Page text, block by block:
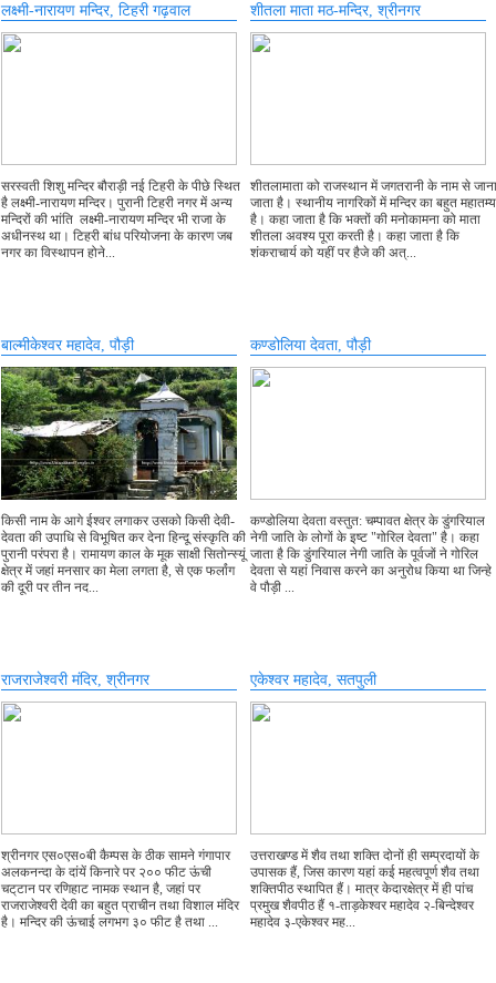
लक्ष्मी-नारायण मन्दिर, टिहरी गढ़वाल
सरस्वती शिशु मन्दिर बौराड़ी नई टिहरी के पीछे स्थित
है लक्ष्मी-नारायण मन्दिर। पुरानी टिहरी नगर में अन्य
मन्दिरों की भांति लक्ष्मी-नारायण मन्दिर भी राजा के
अधीनस्थ था। टिहरी बांध परियोजना के कारण जब
नगर का विस्थापन होने...
शीतला माता मठ-मन्दिर, श्रीनगर
शीतलामाता को राजस्थान में जगतरानी के नाम से जाना
जाता है। स्थानीय नागरिकों में मन्दिर का बहुत महातम्य
है। कहा जाता है कि भक्तों की मनोकामना को माता
शीतला अवश्य पूरा करती है। कहा जाता है कि
शंकराचार्य को यहीं पर हैजे की अत्...
बाल्मीकेश्वर महादेव, पौड़ी
किसी नाम के आगे ईश्वर लगाकर उसको किसी देवी-
देवता की उपाधि से विभूषित कर देना हिन्दू संस्कृति की
पुरानी परंपरा है। रामायण काल के मूक साक्षी सितोन्स्यूं
क्षेत्र में जहां मनसार का मेला लगता है, से एक फर्लांग
की दूरी पर तीन नद...
कण्डोलिया देवता, पौड़ी
कण्डोलिया देवता वस्तुत: चम्पावत क्षेत्र के डुंगरियाल
नेगी जाति के लोगों के इष्ट "गोरिल देवता" है। कहा
जाता है कि डुंगरियाल नेगी जाति के पूर्वजों ने गोरिल
देवता से यहां निवास करने का अनुरोध किया था जिन्हे
वे पौड़ी ...
राजराजेश्वरी मंदिर, श्रीनगर
श्रीनगर एस०एस०बी कैम्पस के ठीक सामने गंगापार
अलकनन्दा के दांयें किनारे पर २०० फीट ऊंची
चट्‌टान पर रणिहाट नामक स्थान है, जहां पर
राजराजेश्वरी देवी का बहुत प्राचीन तथा विशाल मंदिर
है। मन्दिर की ऊंचाई लगभग ३० फीट है तथा ...
एकेश्वर महादेव, सतपुली
उत्तराखण्ड में शैव तथा शक्ति दोनों ही सम्प्रदायों के
उपासक हैं, जिस कारण यहां कई महत्वपूर्ण शैव तथा
शक्तिपीठ स्थापित हैं। मात्र केदारक्षेत्र में ही पांच
प्रमुख शैवपीठ हैं १-ताड़केश्वर महादेव २-बिन्देश्वर
महादेव ३-एकेश्वर मह...